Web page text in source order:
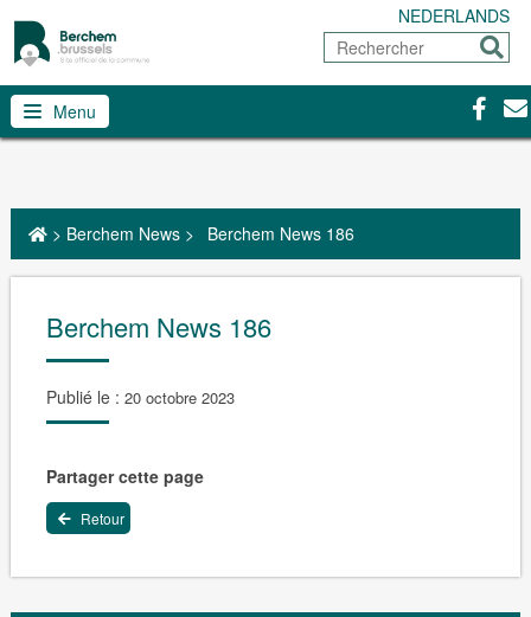
NEDERLANDS
Rechercher
Menu
> Berchem News> Berchem News 186
Berchem News 186
Publié le : 20 octobre 2023
Partager cette page
Retour